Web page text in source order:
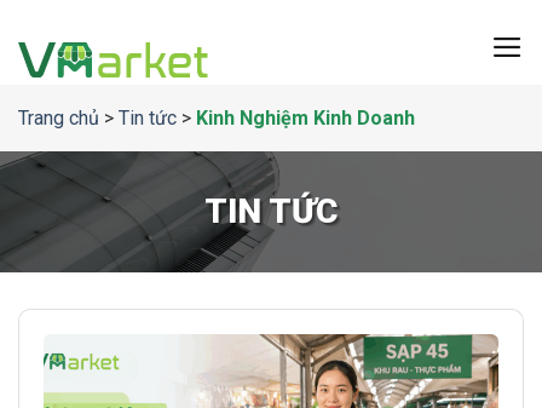
qua
dung
Trang chủ > Tin tức > Kinh Nghiệm Kinh Doanh
TIN TỨC